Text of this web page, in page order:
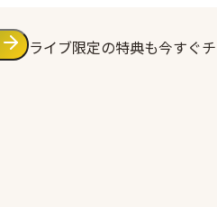
ライブ限定の特典も今すぐ